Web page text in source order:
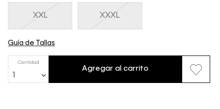
XXL XXXL
Guía de Tallas
Cantidad
1
Agregar al carrito